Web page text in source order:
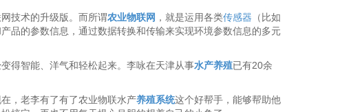
技术的升级版。而所谓农业物联网 ，就是运用各类传感器 （比如
产品的参数信息，通过数据转换和传输来实现环境参数信息的多元
变得智能、洋气和轻松起来。李咏在天津从事水产养殖已有20余
，老李有了有了农业物联水产养殖系统这个好帮手，能够帮助他